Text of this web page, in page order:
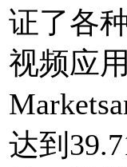
证了各
视频应
达到